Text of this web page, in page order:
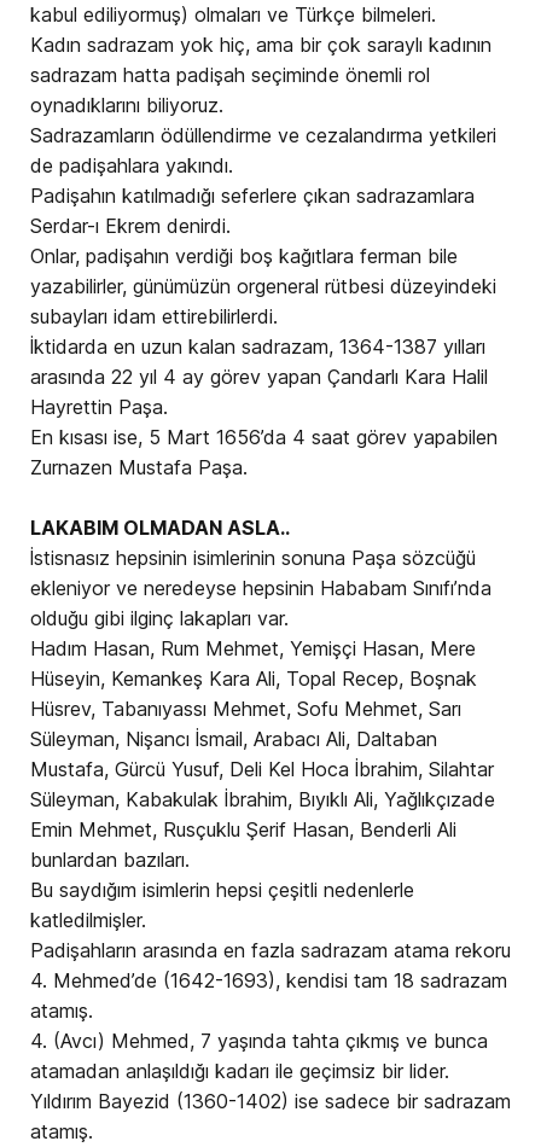
kabul ediliyormuş) olmaları ve Türkçe bilmeleri.
Kadın sadrazam yok hiç, ama bir çok saraylı kadının
sadrazam hatta padişah seçiminde önemli rol
oynadıklarını biliyoruz.
Sadrazamların ödüllendirme ve cezalandırma yetkileri
de padişahlara yakındı.
Padişahın katılmadığı seferlere çıkan sadrazamlara
Serdar-ı Ekrem denirdi.
Onlar, padişahın verdiği boş kağıtlara ferman bile
yazabilirler, günümüzün orgeneral rütbesi düzeyindeki
subayları idam ettirebilirlerdi.
İktidarda en uzun kalan sadrazam, 1364-1387 yılları
arasında 22 yıl 4 ay görev yapan Çandarlı Kara Halil
Hayrettin Paşa.
En kısası ise, 5 Mart 1656’da 4 saat görev yapabilen
Zurnazen Mustafa Paşa.
LAKABIM OLMADAN ASLA..
İstisnasız hepsinin isimlerinin sonuna Paşa sözcüğü
ekleniyor ve neredeyse hepsinin Hababam Sınıfı’nda
olduğu gibi ilginç lakapları var.
Hadım Hasan, Rum Mehmet, Yemişçi Hasan, Mere
Hüseyin, Kemankeş Kara Ali, Topal Recep, Boşnak
Hüsrev, Tabanıyassı Mehmet, Sofu Mehmet, Sarı
Süleyman, Nişancı İsmail, Arabacı Ali, Daltaban
Mustafa, Gürcü Yusuf, Deli Kel Hoca İbrahim, Silahtar
Süleyman, Kabakulak İbrahim, Bıyıklı Ali, Yağlıkçızade
Emin Mehmet, Rusçuklu Şerif Hasan, Benderli Ali
bunlardan bazıları.
Bu saydığım isimlerin hepsi çeşitli nedenlerle
katledilmişler.
Padişahların arasında en fazla sadrazam atama rekoru
4. Mehmed’de (1642-1693), kendisi tam 18 sadrazam
atamış.
4. (Avcı) Mehmed, 7 yaşında tahta çıkmış ve bunca
atamadan anlaşıldığı kadarı ile geçimsiz bir lider.
Yıldırım Bayezid (1360-1402) ise sadece bir sadrazam
atamış.